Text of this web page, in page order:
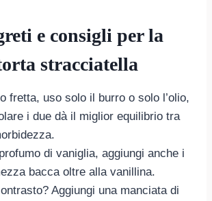
e consigli per la
stracciatella
fretta, uso solo il burro o solo l’olio,
i due dà il miglior equilibrio tra
di vaniglia, aggiungi anche i
bacca oltre alla vanillina.
Aggiungi una manciata di